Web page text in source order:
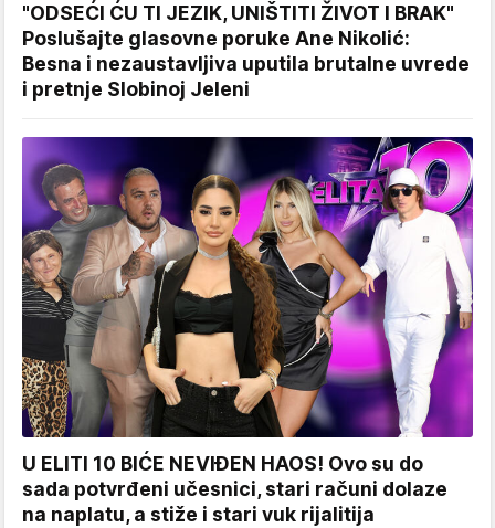
"ODSEĆI ĆU TI JEZIK, UNIŠTITI ŽIVOT I BRAK"
Poslušajte glasovne poruke Ane Nikolić:
Besna i nezaustavljiva uputila brutalne uvrede
i pretnje Slobinoj Jeleni
U ELITI 10 BIĆE NEVIĐEN HAOS! Ovo su do
sada potvrđeni učesnici, stari računi dolaze
na naplatu, a stiže i stari vuk rijalitija